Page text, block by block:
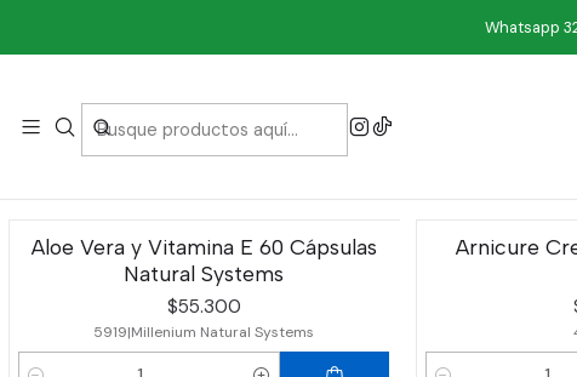
Whatsapp
Aloe Vera y Vitamina E 60 Cápsulas
Natural Systems
$55.300
5919|Millenium Natural Systems
Arnicure